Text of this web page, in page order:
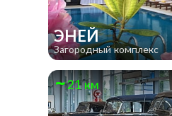
ЭНЕЙ
Загородный комплекс
21 км